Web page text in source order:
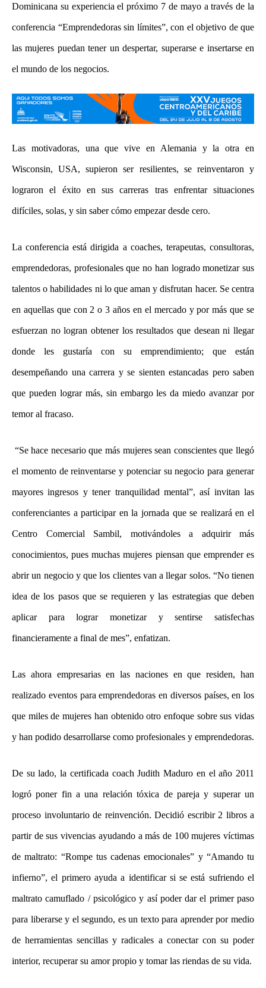
Dominicana su experiencia el próximo 7 de mayo a través de la
conferencia “Emprendedoras sin límites”, con el objetivo de que
las mujeres puedan tener un despertar, superarse e insertarse en
el mundo de los negocios.
Las motivadoras, una que vive en Alemania y la otra en
Wisconsin, USA, supieron ser resilientes, se reinventaron y
lograron el éxito en sus carreras tras enfrentar situaciones
difíciles, solas, y sin saber cómo empezar desde cero.
La conferencia está dirigida a coaches, terapeutas, consultoras,
emprendedoras, profesionales que no han logrado monetizar sus
talentos o habilidades ni lo que aman y disfrutan hacer. Se centra
en aquellas que con 2 o 3 años en el mercado y por más que se
esfuerzan no logran obtener los resultados que desean ni llegar
donde les gustaría con su emprendimiento; que están
desempeñando una carrera y se sienten estancadas pero saben
que pueden lograr más, sin embargo les da miedo avanzar por
temor al fracaso.
“Se hace necesario que más mujeres sean conscientes que llegó
el momento de reinventarse y potenciar su negocio para generar
mayores ingresos y tener tranquilidad mental”, así invitan las
conferenciantes a participar en la jornada que se realizará en el
Centro Comercial Sambil, motivándoles a adquirir más
conocimientos, pues muchas mujeres piensan que emprender es
abrir un negocio y que los clientes van a llegar solos. “No tienen
idea de los pasos que se requieren y las estrategias que deben
aplicar para lograr monetizar y sentirse satisfechas
financieramente a final de mes”, enfatizan.
Las ahora empresarias en las naciones en que residen, han
realizado eventos para emprendedoras en diversos países, en los
que miles de mujeres han obtenido otro enfoque sobre sus vidas
y han podido desarrollarse como profesionales y emprendedoras.
De su lado, la certificada coach Judith Maduro en el año 2011
logró poner fin a una relación tóxica de pareja y superar un
proceso involuntario de reinvención. Decidió escribir 2 libros a
partir de sus vivencias ayudando a más de 100 mujeres víctimas
de maltrato: “Rompe tus cadenas emocionales” y “Amando tu
infierno”, el primero ayuda a identificar si se está sufriendo el
maltrato camuflado / psicológico y así poder dar el primer paso
para liberarse y el segundo, es un texto para aprender por medio
de herramientas sencillas y radicales a conectar con su poder
interior, recuperar su amor propio y tomar las riendas de su vida.